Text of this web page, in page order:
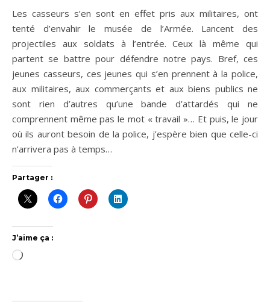
Les casseurs s’en sont en effet pris aux militaires, ont
tenté d’envahir le musée de l’Armée. Lancent des
projectiles aux soldats à l’entrée. Ceux là même qui
partent se battre pour défendre notre pays. Bref, ces
jeunes casseurs, ces jeunes qui s’en prennent à la police,
aux militaires, aux commerçants et aux biens publics ne
sont rien d’autres qu’une bande d’attardés qui ne
comprennent même pas le mot « travail »… Et puis, le jour
où ils auront besoin de la police, j’espère bien que celle-ci
n’arrivera pas à temps…
Partager :
J’aime ça :
Chargement…